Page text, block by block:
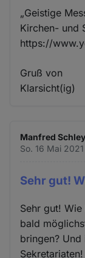
„Geistige
Kirchen- und
https://
Gruß von
Klarsicht(ig)
Manfred
So. 16 Mai
Sehr gut!
Sehr gut!
bald
bringen? Und
Sekretariaten!